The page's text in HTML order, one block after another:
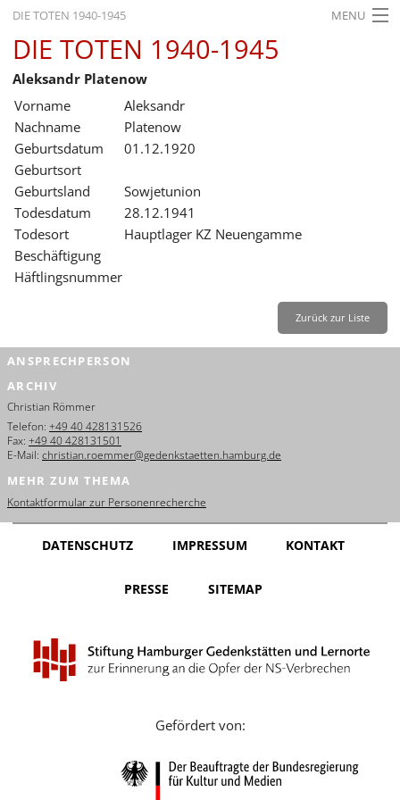
DIE TOTEN 1940-1945 MENU
STARTSEITE
AKTUELLES
AUSSTELLUNGEN
GESCHICHTE
BILDUNG
FORSCHUNG
SERVICE
Français
Dansk
Español
Nederlands
Português
Русский
Leichte Sprache
DIE TOTEN 1940-1945
Aleksandr Platenow
Vorname
Aleksandr
Nachname
Platenow
Geburtsdatum
01.12.1920
Geburtsort
Geburtsland
Sowjetunion
Todesdatum
28.12.1941
Todesort
Hauptlager KZ Neuengamme
Beschäftigung
Häftlingsnummer
Zurück zur Liste
ANSPRECHPERSON
ARCHIV
Christian Römmer
Telefon: +49 40 428131526
Fax: +49 40 428131501
E-Mail: christian.roemmer@gedenkstaetten.hamburg.de
MEHR ZUM THEMA
Kontaktformular zur Personenrecherche
DATENSCHUTZ IMPRESSUM KONTAKT
PRESSE SITEMAP
Gefördert von: